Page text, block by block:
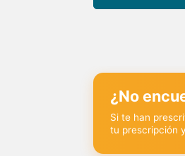
¿No
Si te han
tu prescripción